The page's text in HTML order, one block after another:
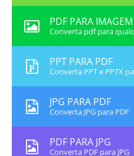
PDF PARA IMAGEM
Converta pdf para
PPT PARA PDF
Converta PPT e PPTX
JPG PARA PDF
Converta JPG para PDF
PDF PARA JPG
Converta PDF para JPG